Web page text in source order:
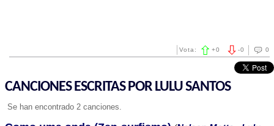
0
-0
Vota: +0
CANCIONES ESCRITAS POR LULU SANTOS
Se han encontrado 2 canciones.